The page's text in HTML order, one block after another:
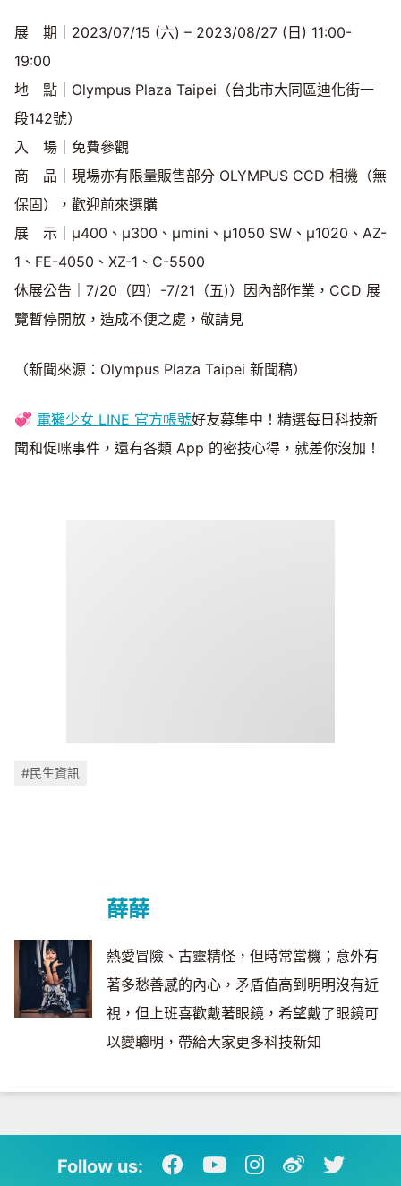
展 期｜2023/07/15 (六) – 2023/08/27 (日) 11:00-
19:00
地 點｜Olympus Plaza Taipei（台北市大同區迪化街一
段142號）
入 場｜免費參觀
商 品｜現場亦有限量販售部分 OLYMPUS CCD 相機（無
保固），歡迎前來選購
展 示｜μ400、μ300、μmini、μ1050 SW、μ1020、AZ-
1、FE-4050、XZ-1、C-5500
休展公告｜7/20（四）-7/21（五)）因內部作業，CCD 展
覽暫停開放，造成不便之處，敬請見
（新聞來源：Olympus Plaza Taipei 新聞稿）
💞 電獺少女 LINE 官方帳號好友募集中！精選每日科技新
聞和促咪事件，還有各類 App 的密技心得，就差你沒加！​
#民生資訊
薛薛
熱愛冒險、古靈精怪，但時常當機；意外有
著多愁善感的內心，矛盾值高到明明沒有近
視，但上班喜歡戴著眼鏡，希望戴了眼鏡可
以變聰明，帶給大家更多科技新知
Follow us: